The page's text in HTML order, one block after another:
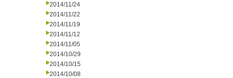
2014/11/24
2014/11/22
2014/11/19
2014/11/12
2014/11/05
2014/10/29
2014/10/15
2014/10/08